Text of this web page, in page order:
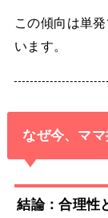
この傾向は単
います。
なぜ今、マ
結論：合理性